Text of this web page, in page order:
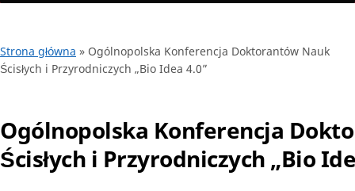
Strona główna » Ogólnopolska Konferencja Doktorantów Nauk
Ścisłych i Przyrodniczych „Bio Idea 4.0”
Ogólnopolska Konferencja
Ścisłych i Przyrodniczych „Bio